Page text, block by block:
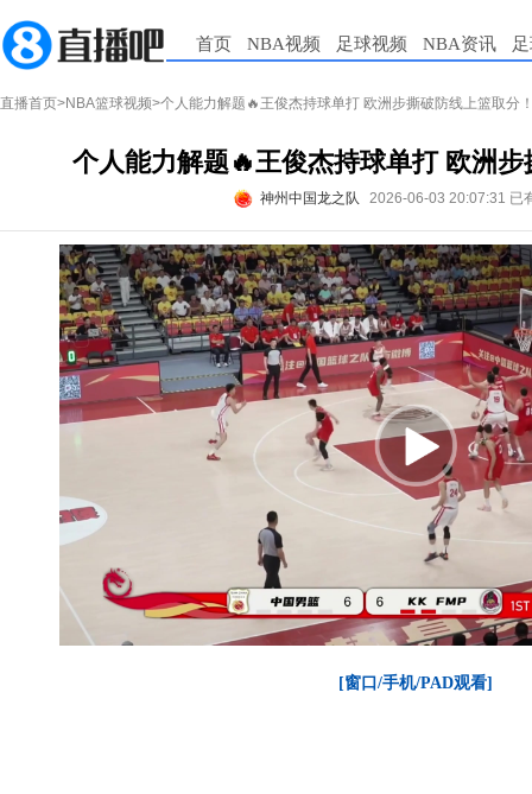
首页 NBA视频 足球视频 NBA资讯
直播首页>NBA篮球视频>个人能力解题🔥王俊杰持球单打 欧洲步撕破防线上篮取分
个人能力解题🔥王俊杰持球单打 欧洲
神州中国龙之队 2026-06-03 20:07:31 已
[窗口/手机/PAD观看]